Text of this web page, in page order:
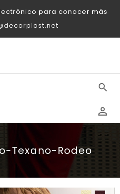
para conocer más
search
perm_identity
Texano-Rodeo